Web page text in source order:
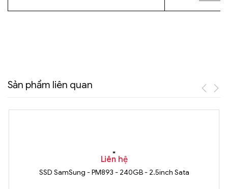
Sản phẩm liên quan
Liên hệ
SSD SamSung - PM893 - 240GB - 2.5inch Sata